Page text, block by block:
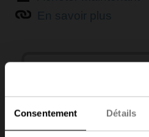
Consentement Détails